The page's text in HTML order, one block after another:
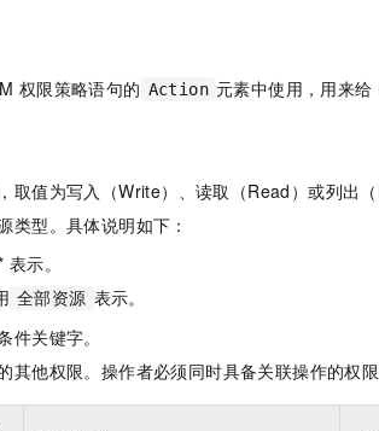
权限策略语句的 Action 元素中使用，用来给
取值为写入（Write）、读取（Read）或列出（
类型。具体说明如下：
示。
全部资源 表示。
关键字。
他权限。操作者必须同时具备关联操作的权限
型服务平台百炼-应用模版
多元化的应用模版和解决方案
型服务平台百炼-智能体
视化地构建企业级 Agent
能平台 PAI
Qoder HOT
公系统
话
营销
建站小程序
定制建站
建站系统